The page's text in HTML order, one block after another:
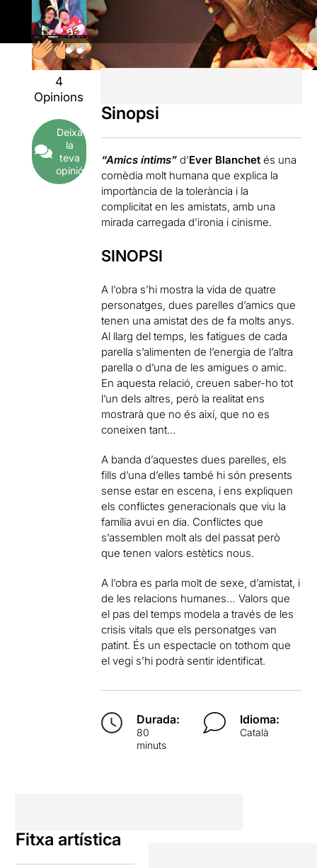
4
Opinions
Deixa
la
teva
opinió
Sinopsi
“Amics íntims”d’Ever Blanchet és una
comèdia molt humana que explica la
importància de la tolerància i la
complicitat en les amistats, amb una
mirada carregada d’ironia i cinisme.
SINOPSI
A l’obra s’hi mostra la vida de quatre
personatges, dues parelles d’amics que
tenen una amistat des de fa molts anys.
Al llarg del temps, les fatigues de cada
parella s’alimenten de l’energia de l’altra
parella o d’una de les amigues o amic.
En aquesta relació, creuen saber-ho tot
l’un dels altres, però la realitat ens
mostrarà que no és així, que no es
coneixen tant…
A banda d’aquestes dues parelles, els
fills d’una d’elles també hi són presents
sense estar en escena, i ens expliquen
els conflictes generacionals que viu la
família avui en dia. Conflictes que
s’assemblen molt als del passat però
que tenen valors estètics nous.
A l’obra es parla molt de sexe, d’amistat, i
de les relacions humanes… Valors que
el pas del temps modela a través de les
crisis vitals que els personatges van
patint. És un espectacle on tothom que
el vegi s’hi podrà sentir identificat.
Durada:
80
minuts
Idioma:
Català
Fitxa artística